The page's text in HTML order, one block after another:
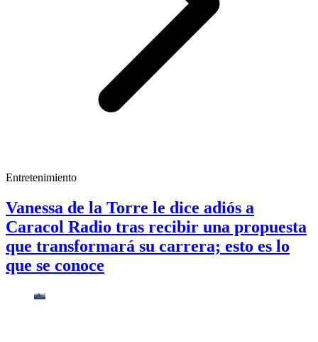
Entretenimiento
Vanessa de la Torre le dice adiós a
Caracol Radio tras recibir una propuesta
que transformará su carrera; esto es lo
que se conoce